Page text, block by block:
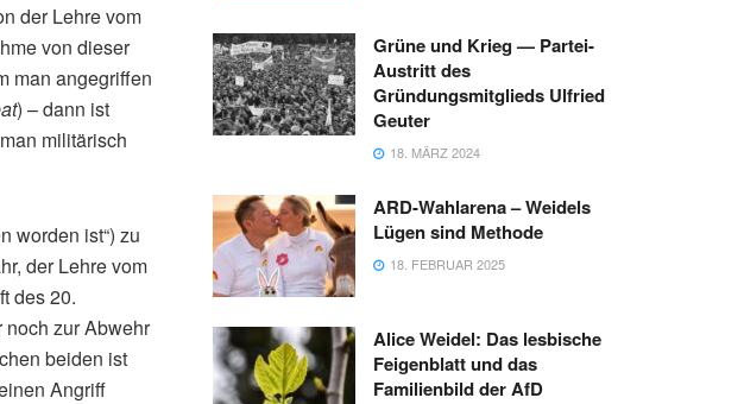
der Lehre vom
von dieser
man angegriffen
) – dann ist
militärisch
worden ist“) zu
der Lehre vom
des 20.
noch zur Abwehr
beiden ist
Angriff
Grüne und Krieg — Partei-
Austritt des
Gründungsmitglieds Ulfried
Geuter
18. MÄRZ 2024
ARD-Wahlarena – Weidels
Lügen sind Methode
18. FEBRUAR 2025
Alice Weidel: Das lesbische
Feigenblatt und das
Familienbild der AfD